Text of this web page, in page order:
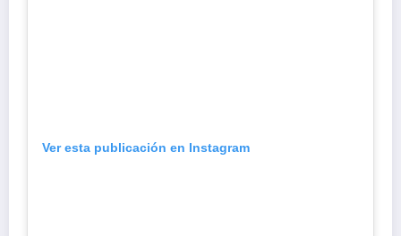
Ver esta publicación en Instagram